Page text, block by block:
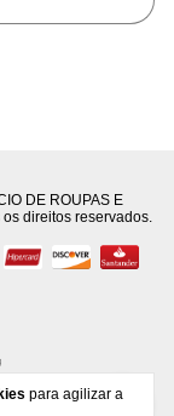
para agilizar a
DE ROUPAS E
direitos reservados.